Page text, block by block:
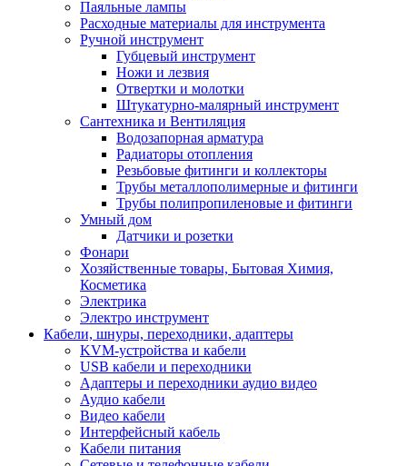
Паяльные лампы
Расходные материалы для инструмента
Ручной инструмент
Губцевый инструмент
Ножи и лезвия
Отвертки и молотки
Штукатурно-малярный инструмент
Сантехника и Вентиляция
Водозапорная арматура
Радиаторы отопления
Резьбовые фитинги и коллекторы
Трубы металлополимерные и фитинги
Трубы полипропиленовые и фитинги
Умный дом
Датчики и розетки
Фонари
Хозяйственные товары, Бытовая Химия,
Косметика
Электрика
Электро инструмент
Кабели, шнуры, переходники, адаптеры
KVM-устройства и кабели
USB кабели и переходники
Адаптеры и переходники аудио видео
Аудио кабели
Видео кабели
Интерфейсный кабель
Кабели питания